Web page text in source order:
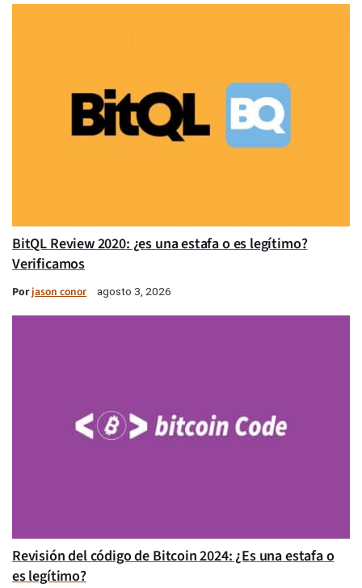
BitQL Review 2020: ¿es una estafa o es legítimo?
Verificamos
Porjason conor agosto 3, 2026
Revisión del código de Bitcoin 2024: ¿Es una estafa o
es legítimo?